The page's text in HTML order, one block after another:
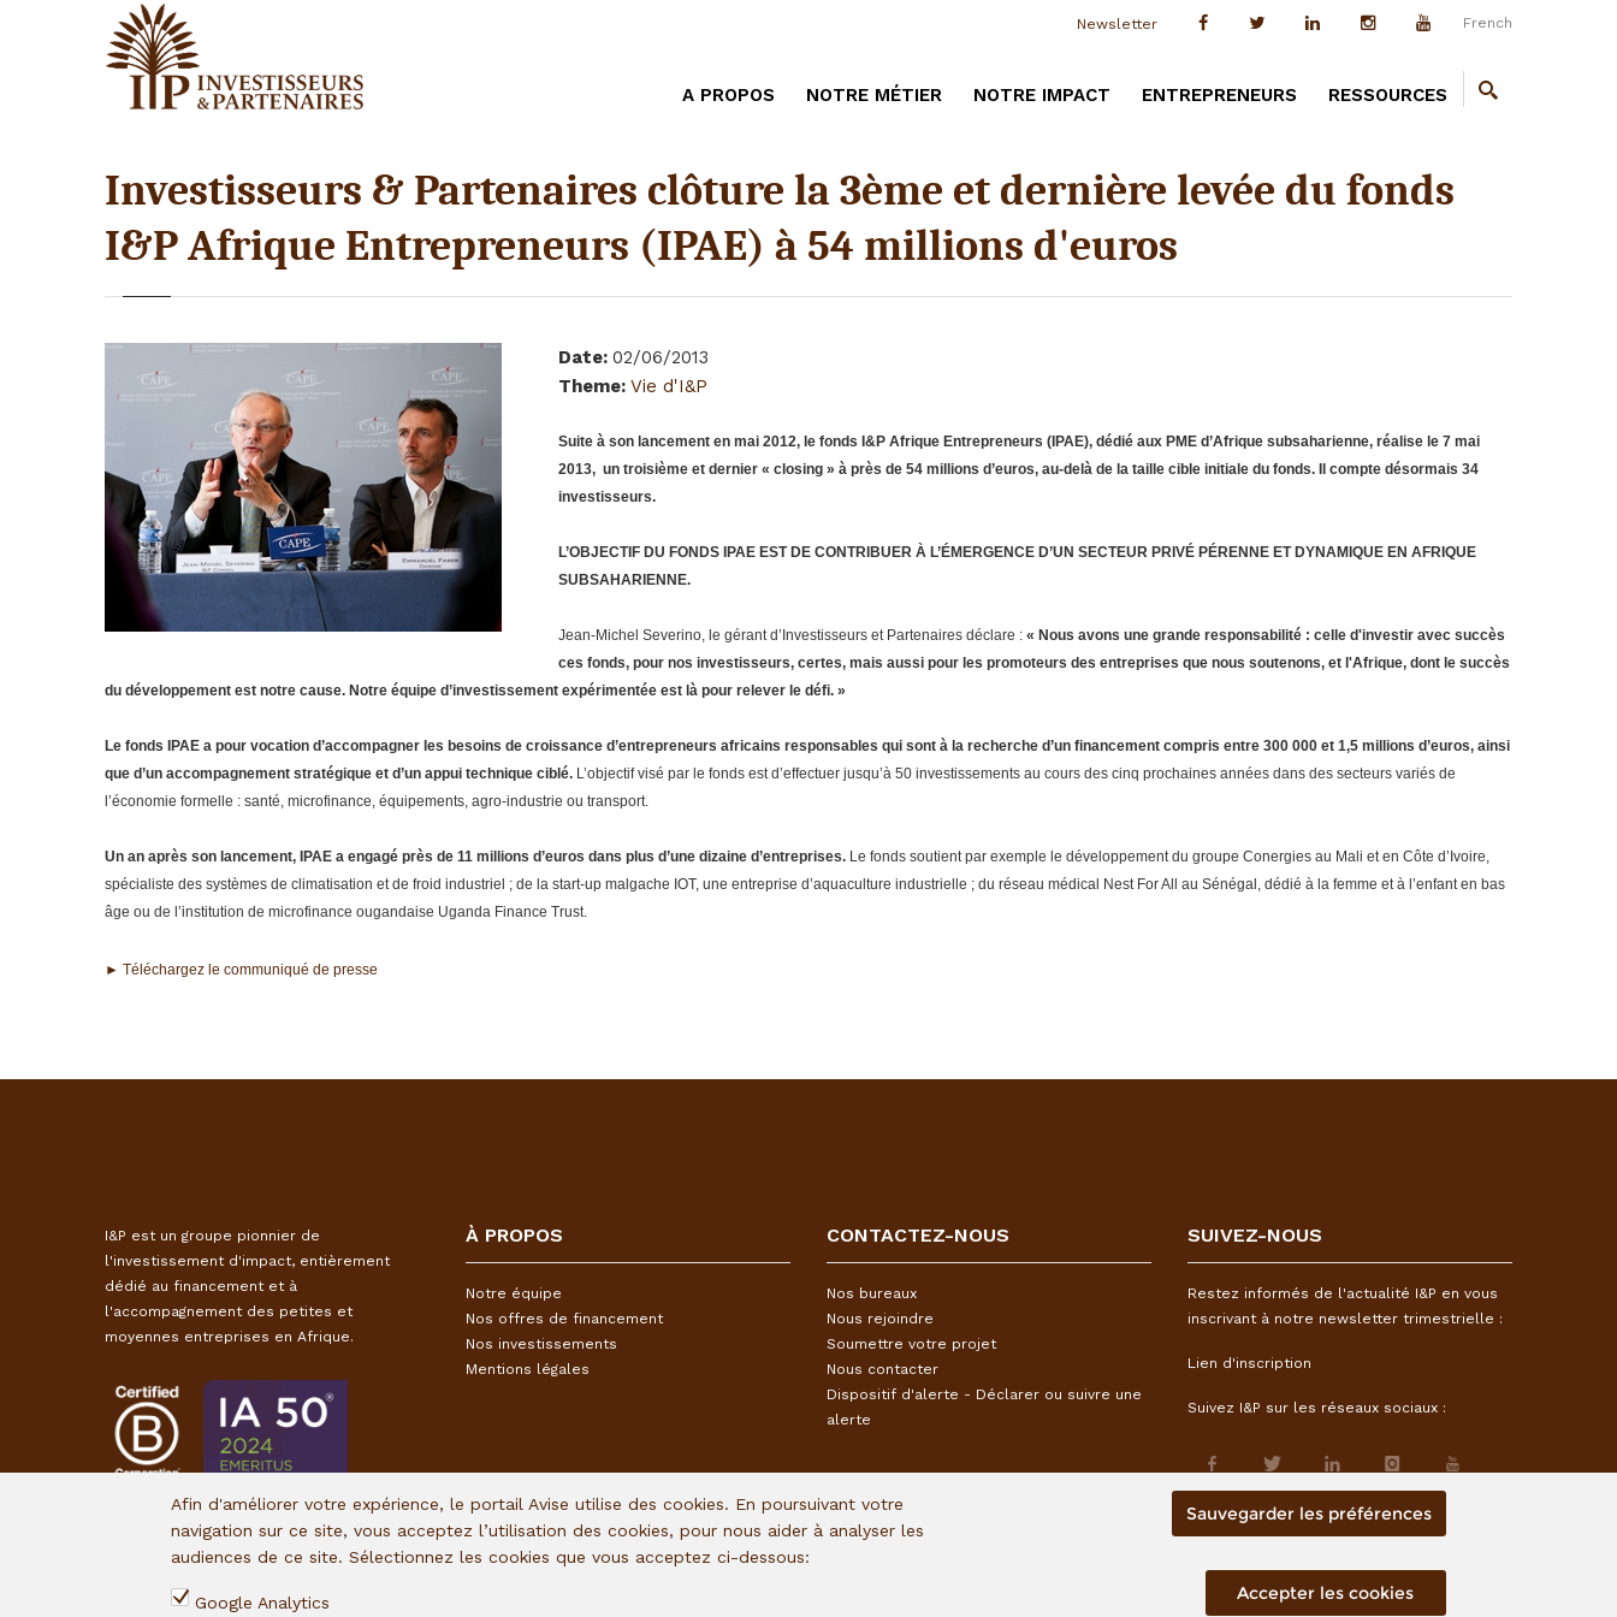
French
Newsletter
A PROPOS NOTRE MÉTIER NOTRE IMPACT ENTREPRENEURS RESSOURCES
Investisseurs & Partenaires clôture la 3ème et dernière levée du fonds
I&P Afrique Entrepreneurs (IPAE) à 54 millions d'euros
Date: 02/06/2013
Theme: Vie d'I&P
Suite à son lancement en mai 2012, le fonds I&P Afrique Entrepreneurs (IPAE), dédié aux PME d’Afrique subsaharienne, réalise le 7 mai
2013, un troisième et dernier « closing » à près de 54 millions d’euros, au-delà de la taille cible initiale du fonds. Il compte désormais 34
investisseurs.
L’OBJECTIF DU FONDS IPAE EST DE CONTRIBUER À L’ÉMERGENCE D’UN SECTEUR PRIVÉ PÉRENNE ET DYNAMIQUE EN AFRIQUE
SUBSAHARIENNE.
Jean-Michel Severino, le gérant d’Investisseurs et Partenaires déclare : « Nous avons une grande responsabilité : celle d'investir avec succès
ces fonds, pour nos investisseurs, certes, mais aussi pour les promoteurs des entreprises que nous soutenons, et l'Afrique, dont le succès
du développement est notre cause. Notre équipe d’investissement expérimentée est là pour relever le défi. »
Le fonds IPAE a pour vocation d’accompagner les besoins de croissance d’entrepreneurs africains responsables qui sont à la recherche d’un financement compris entre 300 000 et 1,5 millions d’euros, ainsi
que d’un accompagnement stratégique et d’un appui technique ciblé. L’objectif visé par le fonds est d’effectuer jusqu’à 50 investissements au cours des cinq prochaines années dans des secteurs variés de
l’économie formelle : santé, microfinance, équipements, agro-industrie ou transport.
Un an après son lancement, IPAE a engagé près de 11 millions d’euros dans plus d’une dizaine d’entreprises. Le fonds soutient par exemple le développement du groupe Conergies au Mali et en Côte d’Ivoire,
spécialiste des systèmes de climatisation et de froid industriel ; de la start-up malgache IOT, une entreprise d’aquaculture industrielle ; du réseau médical Nest For All au Sénégal, dédié à la femme et à l’enfant en bas
âge ou de l’institution de microfinance ougandaise Uganda Finance Trust.
► Téléchargez le communiqué de presse
I&P est un groupe pionnier de
l'investissement d'impact, entièrement
dédié au financement et à
l'accompagnement des petites et
moyennes entreprises en Afrique.
À PROPOS
Notre équipe
Nos offres de financement
Nos investissements
Mentions légales
CONTACTEZ-NOUS
Nos bureaux
Nous rejoindre
Soumettre votre projet
Nous contacter
Dispositif d'alerte - Déclarer ou suivre une
alerte
SUIVEZ-NOUS
Restez informés de l'actualité I&P en vous
inscrivant à notre newsletter trimestrielle :
Lien d'inscription
Suivez I&P sur les réseaux sociaux :
Afin d'améliorer votre expérience, le portail Avise utilise des cookies. En poursuivant votre
navigation sur ce site, vous acceptez l’utilisation des cookies, pour nous aider à analyser les
audiences de ce site. Sélectionnez les cookies que vous acceptez ci-dessous:
Google Analytics
Sauvegarder les préférences
Accepter les cookies